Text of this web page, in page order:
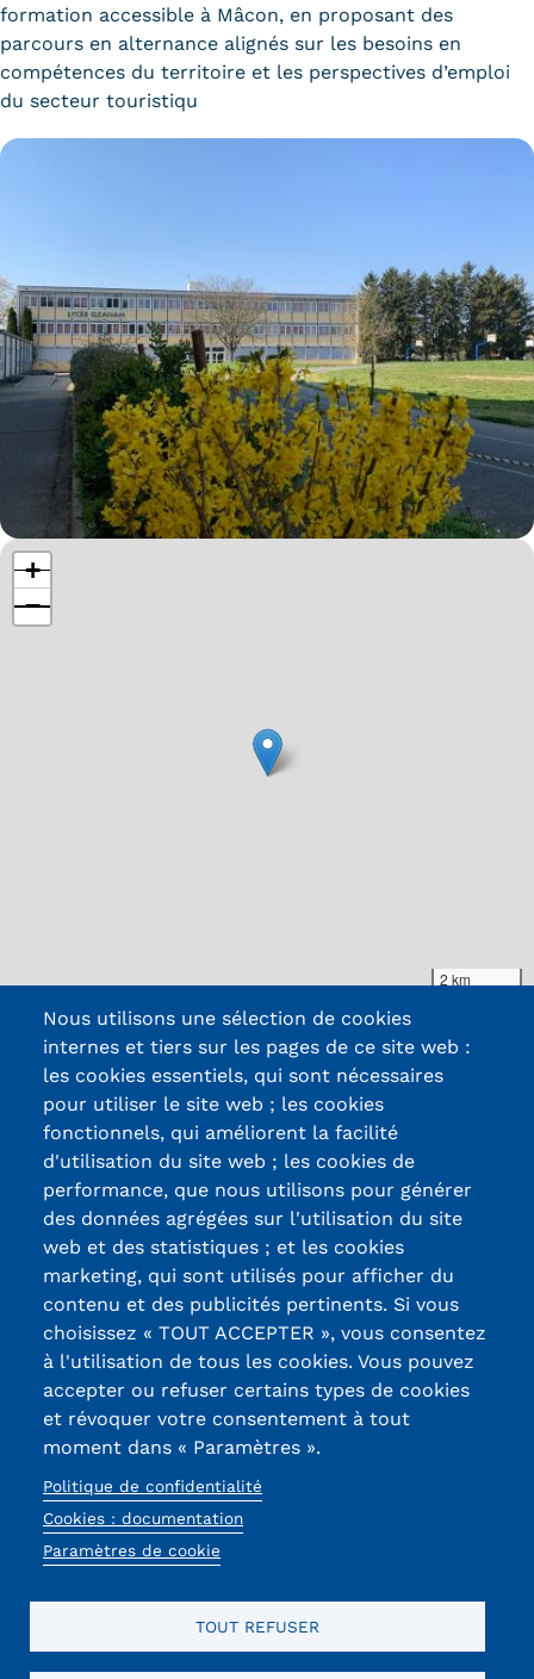
Liste des partenaires
Communication
Kits communications Cnam
formation accessible à Mâcon, en proposant des
parcours en alternance alignés sur les besoins en
compétences du territoire et les perspectives d’emploi
du secteur touristiqu
+
−
2 km
13, Rue Ernest
Thierry-Mieg
90010 BELFORT
Cedex
03 84 58 33 10
Réseaux
sociaux
Certifications /
Labels qualité
Nous utilisons une sélection de cookies
internes et tiers sur les pages de ce site web :
les cookies essentiels, qui sont nécessaires
pour utiliser le site web ; les cookies
fonctionnels, qui améliorent la facilité
d'utilisation du site web ; les cookies de
performance, que nous utilisons pour générer
des données agrégées sur l'utilisation du site
web et des statistiques ; et les cookies
marketing, qui sont utilisés pour afficher du
contenu et des publicités pertinents. Si vous
choisissez « TOUT ACCEPTER », vous consentez
à l'utilisation de tous les cookies. Vous pouvez
accepter ou refuser certains types de cookies
et révoquer votre consentement à tout
moment dans « Paramètres ».
Politique de confidentialité
Cookies : documentation
Paramètres de cookie
TOUT REFUSER